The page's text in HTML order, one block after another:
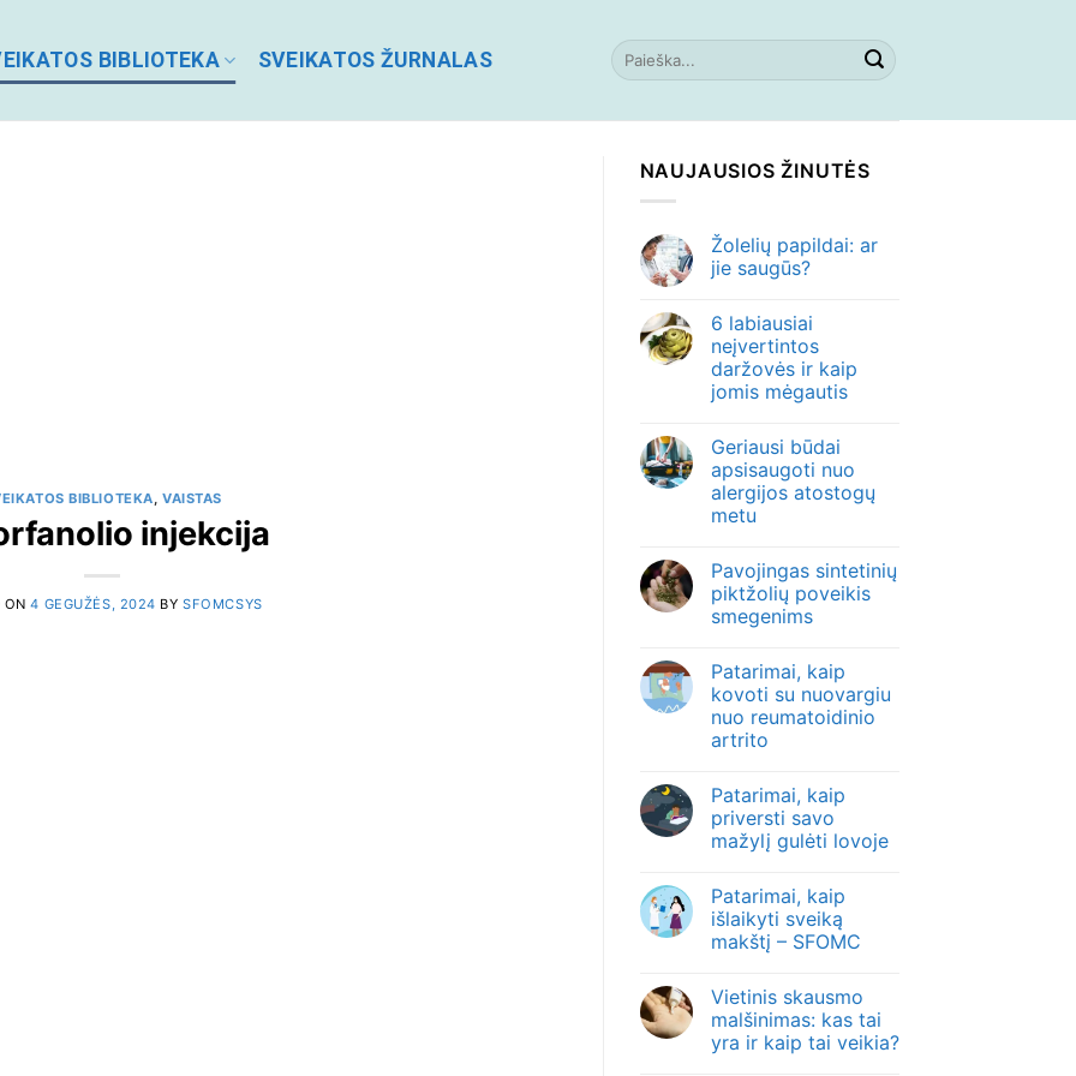
BIBLIOTEKA SVEIKATOS ŽURNALAS
BIBLIOTEKA, VAISTAS
injekcija
ON4 GEGUŽĖS, 2024 BYSFOMCSYS
NAUJAUSIOS ŽINUTĖS
Žolelių papildai: ar
jie saugūs?
6 labiausiai
neįvertintos
daržovės ir kaip
jomis mėgautis
Geriausi būdai
apsisaugoti nuo
alergijos atostogų
metu
Pavojingas sintetinių
piktžolių poveikis
smegenims
Patarimai, kaip
kovoti su nuovargiu
nuo reumatoidinio
artrito
Patarimai, kaip
priversti savo
mažylį gulėti lovoje
Patarimai, kaip
išlaikyti sveiką
makštį – SFOMC
Vietinis skausmo
malšinimas: kas tai
yra ir kaip tai veikia?